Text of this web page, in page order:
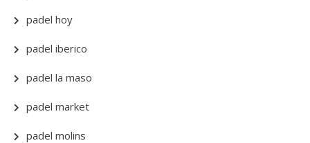
padel hoy
padel iberico
padel la maso
padel market
padel molins